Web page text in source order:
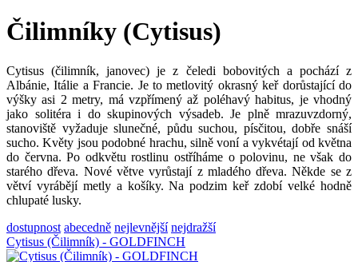
Čilimníky (Cytisus)
Cytisus (čilimník, janovec) je z čeledi bobovitých a pochází z
Albánie, Itálie a Francie. Je to metlovitý okrasný keř dorůstající do
výšky asi 2 metry, má vzpřímený až poléhavý habitus, je vhodný
jako solitéra i do skupinových výsadeb. Je plně mrazuvzdorný,
stanoviště vyžaduje slunečné, půdu suchou, písčitou, dobře snáší
sucho. Květy jsou podobné hrachu, silně voní a vykvétají od května
do června. Po odkvětu rostlinu ostříháme o polovinu, ne však do
starého dřeva. Nové větve vyrůstají z mladého dřeva. Někde se z
větví vyrábějí metly a košíky. Na podzim keř zdobí velké hodně
chlupaté lusky.
dostupnost abecedně nejlevnější nejdražší
Cytisus (Čilimník) - GOLDFINCH